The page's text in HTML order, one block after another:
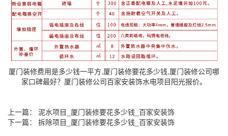
厦门装修费用是多少钱一平方,厦门装修要花多少钱,厦门装修公司哪
家口碑最好？厦门装修公司百家安装饰水电项目阳光报价。
上一篇： 泥水项目_厦门装修要花多少钱_百家安装饰
下一篇： 拆除项目_厦门装修要花多少钱_百家安装饰